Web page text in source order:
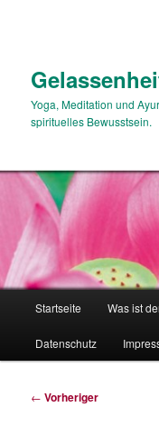
Yoga, Meditation und
spirituelles Bewusstsein.
Startseite Was ist
Datenschutz
Beitragsnavigation
← Vorheriger